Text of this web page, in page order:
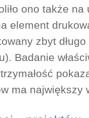
ono także na
element
zbyt
Badanie
ma największy